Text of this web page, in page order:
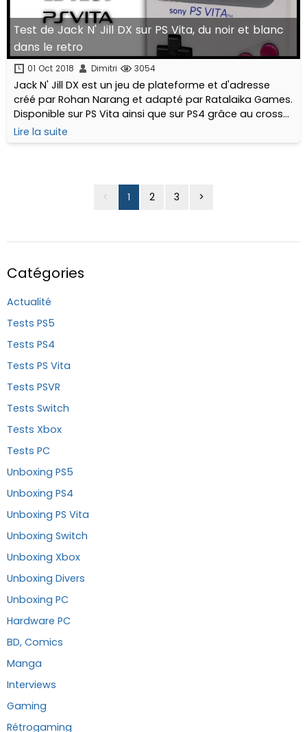
Test de Jack N' Jill DX sur PS Vita, du noir et blanc
dans le retro
01 Oct 2018 Dimitri 3054
Jack N' Jill DX est un jeu de plateforme et d'adresse
créé par Rohan Narang et adapté par Ratalaika Games.
Disponible sur PS Vita ainsi que sur PS4 grâce au cross-
buy.
Lire la suite
< 1 2 3 >
Catégories
Actualité
Tests PS5
Tests PS4
Tests PS Vita
Tests PSVR
Tests Switch
Tests Xbox
Tests PC
Unboxing PS5
Unboxing PS4
Unboxing PS Vita
Unboxing Switch
Unboxing Xbox
Unboxing Divers
Unboxing PC
Hardware PC
BD, Comics
Manga
Interviews
Gaming
Rétrogaming